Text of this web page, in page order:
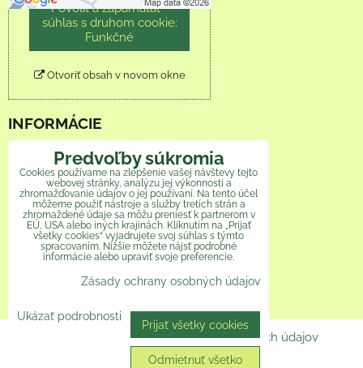
Povoliť a zapamätať -
súhlas s druhom cookie:
Funkčné
Otvoriť obsah v novom okne
INFORMÁCIE
Obchodné podmienky
Reklamačný poriadok
Ochrana osobných údajov
Veľkoobchod
Ako pomáhame
Zásady ochrany osobných údajov
Predvoľby súkromia
Cookies používame na zlepšenie vašej návštevy tejto
webovej stránky, analýzu jej výkonnosti a
zhromažďovanie údajov o jej používaní. Na tento účel
môžeme použiť nástroje a služby tretích strán a
zhromaždené údaje sa môžu preniesť k partnerom v
EÚ, USA alebo iných krajinách. Kliknutím na „Prijať
všetky cookies“ vyjadrujete svoj súhlas s týmto
spracovaním. Nižšie môžete nájsť podrobné
informácie alebo upraviť svoje preferencie.
Zásady ochrany osobných údajov
Ukázať podrobnosti
Prijať všetky cookies
Odmietnuť všetko